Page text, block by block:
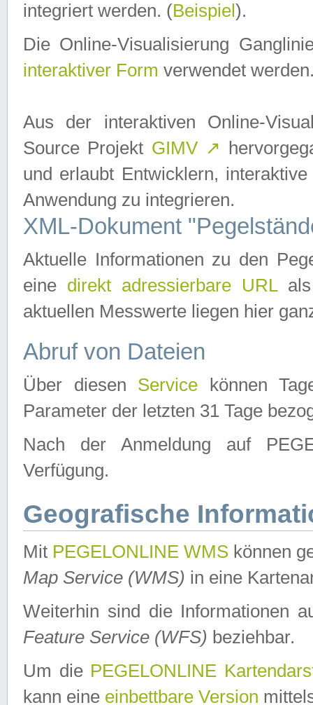
integriert werden. (Beispiel ).
Die Online-Visualisierung
interaktiver Form verwendet
Aus der interaktiven Online-
Source Projekt GIMV ↗
und erlaubt Entwicklern,
Anwendung zu integrieren.
XML-Dokument
Aktuelle Informationen zu den
eine direkt adressierbare URLals
aktuellen Messwerte liegen hier
Abruf von Dateien
Über diesen Service können
Parameter der letzten 31 Tage
Nach der Anmeldung auf
Verfügung.
Geografische
Mit PEGELONLINE WMS können
Map Service (WMS) in eine
Weiterhin sind die Informationen
Feature Service (WFS) beziehbar.
Um die PEGELONLINE
kann eine einbettbare Version